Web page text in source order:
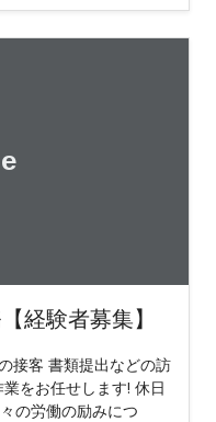
経験者募集】
接客 書類提出などの訪
をお任せします! 休日
の労働の励みにつ